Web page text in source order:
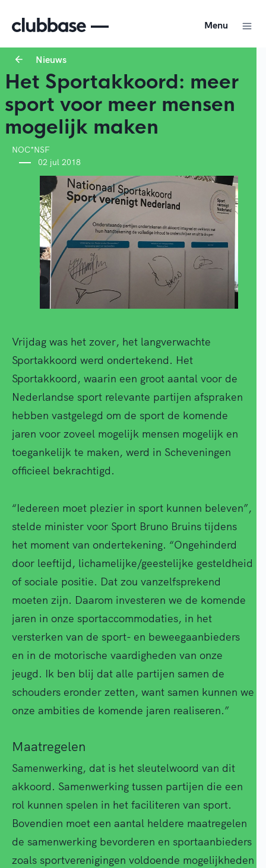
Menu
Nieuws
Het Sportakkoord: meer
sport voor meer mensen
mogelijk maken
NOC*NSF
02 jul 2018
Vrijdag was het zover, het langverwachte
Sportakkoord werd ondertekend. Het
Sportakkoord, waarin een groot aantal voor de
Nederlandse sport relevante partijen afspraken
hebben vastgelegd om de sport de komende
jaren voor zoveel mogelijk mensen mogelijk en
toegankelijk te maken, werd in Scheveningen
officieel bekrachtigd.
“Iedereen moet plezier in sport kunnen beleven”,
stelde minister voor Sport Bruno Bruins tijdens
het moment van ondertekening. “Ongehinderd
door leeftijd, lichamelijke/geestelijke gesteldheid
of sociale positie. Dat zou vanzelfsprekend
moeten zijn. Daarom investeren we de komende
jaren in onze sportaccommodaties, in het
versterken van de sport- en beweegaanbieders
en in de motorische vaardigheden van onze
jeugd. Ik ben blij dat alle partijen samen de
schouders eronder zetten, want samen kunnen we
onze ambities de komende jaren realiseren.”
Maatregelen
Samenwerking, dat is het sleutelwoord van dit
akkoord. Samenwerking tussen partijen die een
rol kunnen spelen in het faciliteren van sport.
Bovendien moet een aantal heldere maatregelen
de samenwerking bevorderen en sportaanbieders
zoals sportverenigingen voldoende mogelijkheden